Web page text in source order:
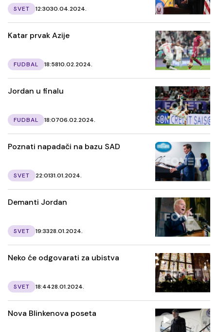
SVET 12:3030.04.2024.
Katar prvak Azije
FUDBAL 18:5810.02.2024.
Jordan u finalu
FUDBAL 18:0706.02.2024.
Poznati napadači na bazu SAD
SVET 22:0131.01.2024.
Demanti Jordan
SVET 19:3328.01.2024.
Neko će odgovarati za ubistva
SVET 18:4428.01.2024.
Nova Blinkenova poseta